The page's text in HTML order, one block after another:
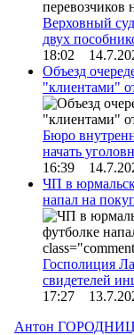
Верховный
двух
18:02
Объезд
"клиентами"
Бюро
начать
16:39
ЧП в
напал на
Госполиция
свидетелей
17:27
Антон